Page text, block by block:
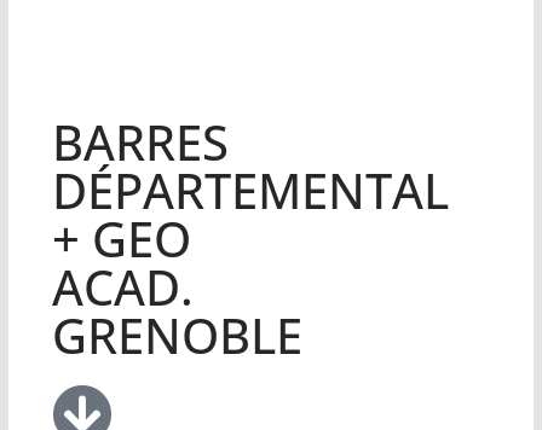
BARRES
DÉPARTEMENTAL
+ GEO
ACAD.
GRENOBLE